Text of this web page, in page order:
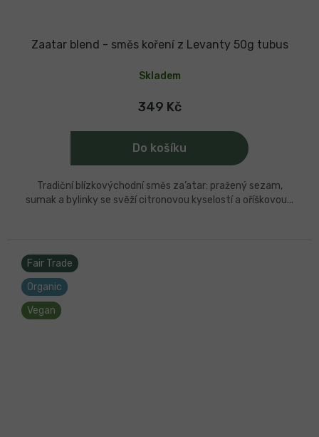
Zaatar blend - směs koření z Levanty 50g tubus
Skladem
349 Kč
Do košíku
Tradiční blízkovýchodní směs za’atar: pražený sezam,
sumak a bylinky se svěží citronovou kyselostí a oříškovou...
Fair Trade
Organic
Vegan